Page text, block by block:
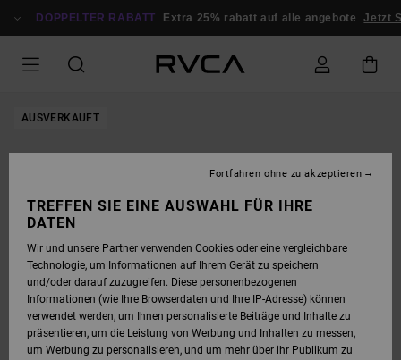
ZUR
DOPPELTER RABATT Extra 25% rabatt auf alle angebote Jetzt
AUSVERKAUFT
TREFFEN SIE EINE AUSWAHL FÜR IHRE
DATEN
Wir und unsere Partner verwenden Cookies oder eine vergleichbare
Technologie, um Informationen auf Ihrem Gerät zu speichern
und/oder darauf zuzugreifen. Diese personenbezogenen
Informationen (wie Ihre Browserdaten und Ihre IP-Adresse) können
verwendet werden, um Ihnen personalisierte Beiträge und Inhalte zu
präsentieren, um die Leistung von Werbung und Inhalten zu messen,
um Werbung zu personalisieren, und um mehr über ihr Publikum zu
Fortfahren ohne zu akzeptieren